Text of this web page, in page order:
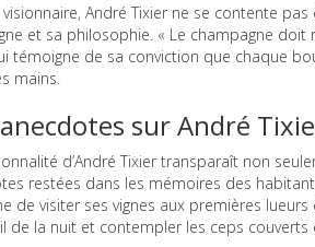
André Tixier ne se contente
et sa philosophie. « Le champagne
témoigne de sa conviction que chaque
mains.
sur André
d’André Tixier transparaît non
restées dans les mémoires des
de visiter ses vignes aux premières
de la nuit et contempler les ceps couverts